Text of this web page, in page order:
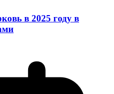
в 2025 году в